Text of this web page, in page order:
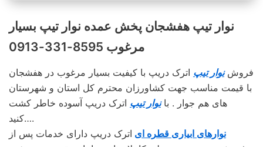
نوار تیپ هفشجان پخش عمده نوار تیپ بسیار
مرغوب 8595-331-0913
فروشنوار تیپ اترک دریپ با کیفیت بسیار مرغوب در هفشجان
با قیمت مناسب جهت کشاورزان محترم کل استان و شهرستان
های هم جوار . بانوار تیپ اترک دریپ آسوده خاطر کشت
کنید….
نوارهای ابیاری قطره ای اترک دریپ دارای خدمات پس از